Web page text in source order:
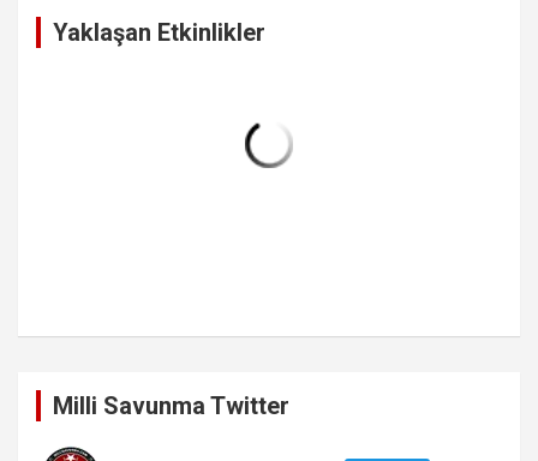
Yaklaşan Etkinlikler
Milli Savunma Twitter